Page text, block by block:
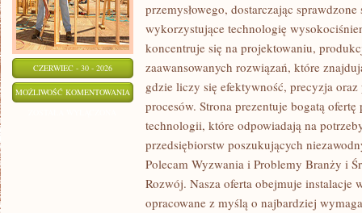
CZERWIEC - 30 - 2026
MOŻLIWOŚĆ KOMENTOWANIA CIEKAWOSTKI
GIGANTY
ŚWIATA
przemysłowego, dostarczając
wykorzystujące technologię
koncentruje się na projektowaniu,
zaawansowanych rozwiązań, które
gdzie liczy się efektywność, precyzja
procesów. Strona prezentuje bogatą ofertę
technologii, które odpowiadają na
przedsiębiorstw poszukujących
Polecam Wyzwania i Problemy Branży i
Rozwój. Nasza oferta obejmuje instalacje
opracowane z myślą o najbardziej